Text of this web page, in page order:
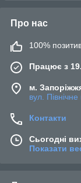
Про нас
100%
Працює з
м.
вул.
Контакти
Сьогодні
Показати